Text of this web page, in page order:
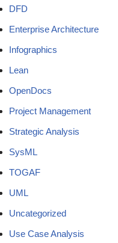
DFD
Enterprise Architecture
Infographics
Lean
OpenDocs
Project Management
Strategic Analysis
SysML
TOGAF
UML
Uncategorized
Use Case Analysis